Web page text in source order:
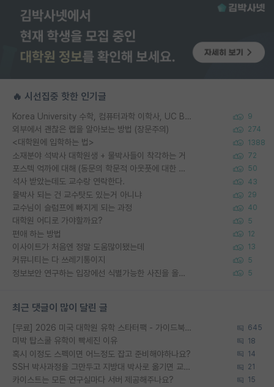
🔥 시선집중 핫한 인기글
Korea University 수학, 컴퓨터과학 이학사, UC Berkeley 산업공학 대학원 공학박사가 되는 것은 쉽지 않겠죠? 9
외부에서 괜찮은 랩을 알아보는 방법 (장문주의) 274
<대학원에 입학하는 법> 1388
소재분야 석박사 대학원생 + 물박사들이 착각하는 거 72
포스텍 억까에 대해 (동문의 학문적 아웃풋에 대한 반박) 50
석사 받았는데도 교수랑 연락한다. 43
물박사 되는 건 교수탓도 있는거 아니냐 29
교수님이 슬럼프에 빠지게 되는 과정 40
대학원 어디로 가야할까요? 5
편애 하는 방법 12
이사이트가 처음엔 정말 도움많이됐는데 13
커뮤니티는 다 쓰레기통이지 5
정보보안 연구하는 입장에선 식별가능한 사진을 올리는건 비추이긴함 5
최근 댓글이 많이 달린 글
[무료] 2026 미국 대학원 유학 스타터팩 - 가이드북 & 합격자 컨택메일 템플릿 645
미박 탑스쿨 유학이 빡세진 이유 18
혹시 이정도 스펙이면 어느정도 잡고 준비해야하나요? 14
SSH 박사과정을 그만두고 지방대 박사로 옮기면 교수의 꿈은 끝일까요? 21
카이스트는 모든 연구실마다 서버 제공해주나요? 15